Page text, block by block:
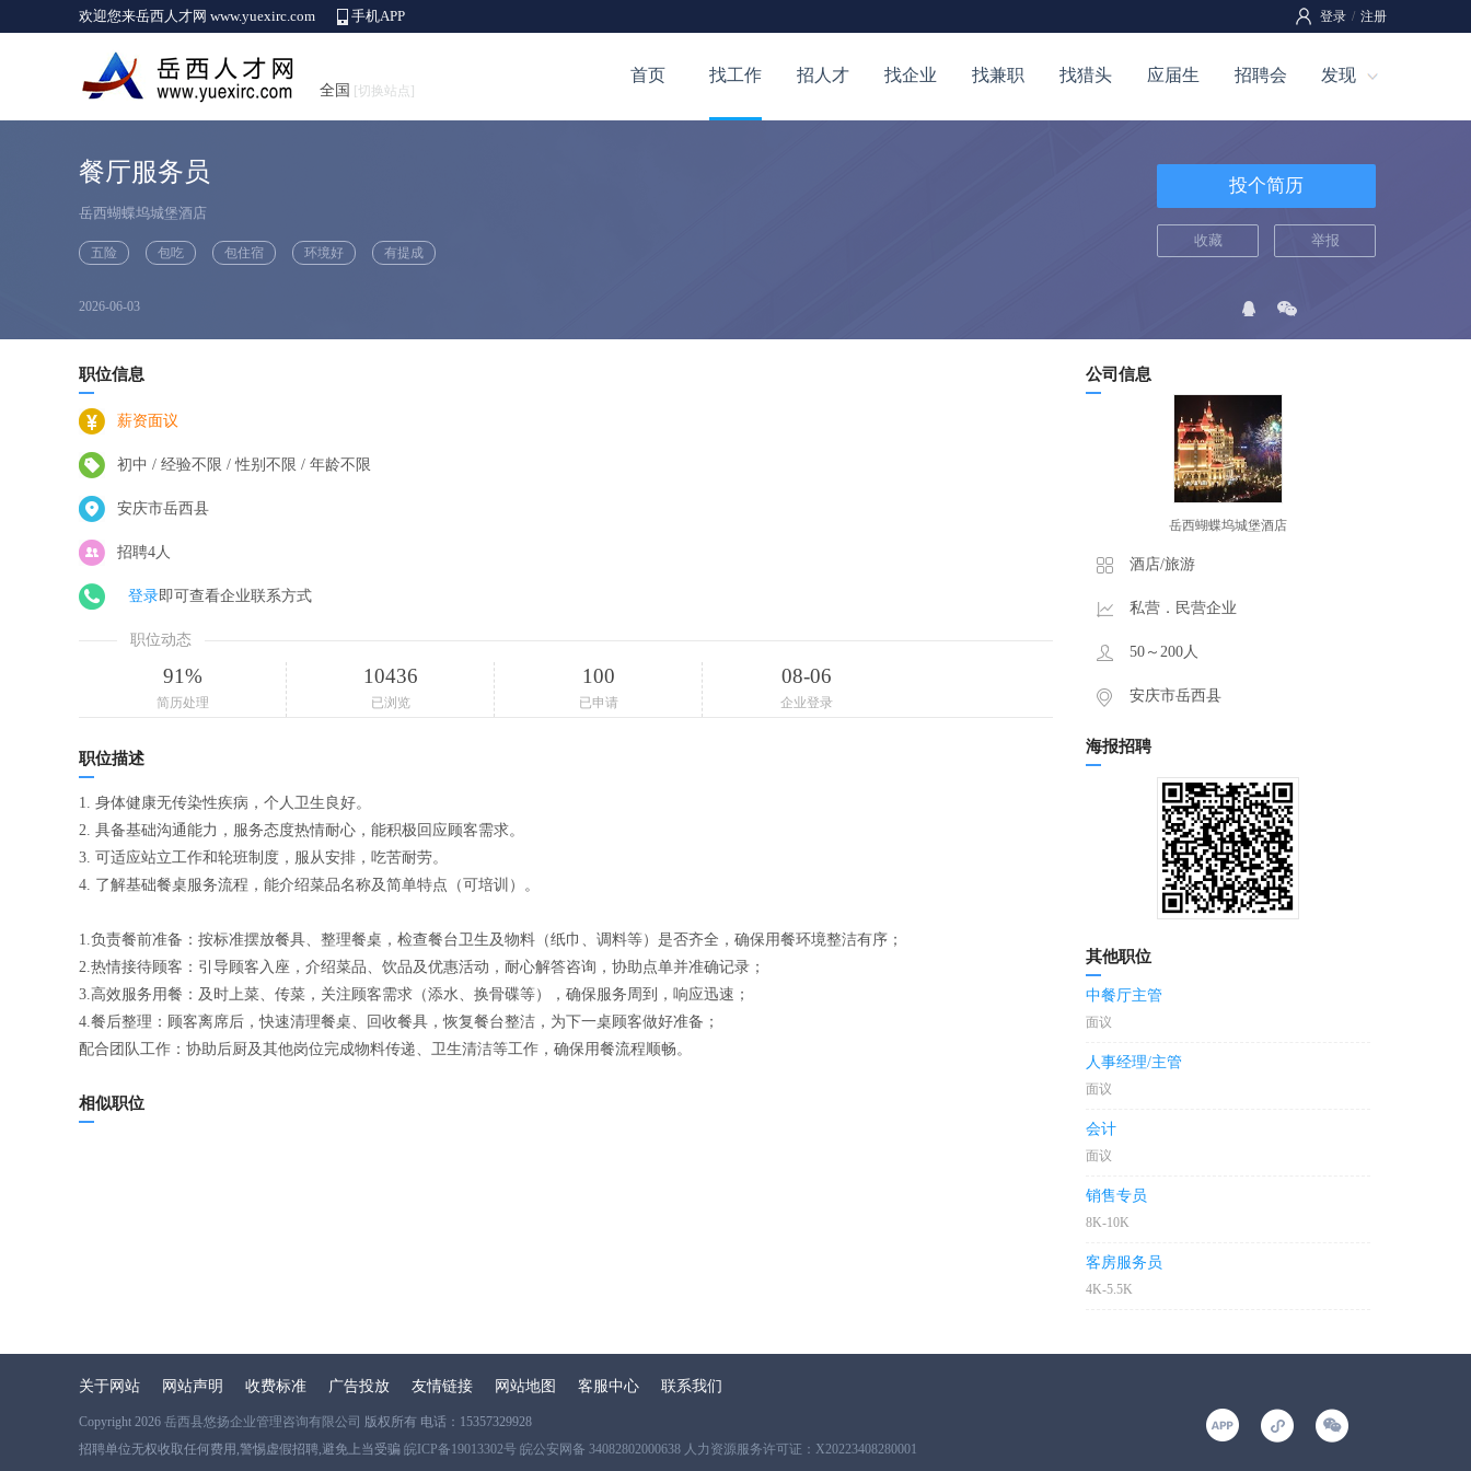
欢迎您来岳西人才网 www.yuexirc.com 手机APP 登录 / 注册
全国 [切换站点]
首页 找工作 招人才 找企业 找兼职 找猎头 应届生 招聘会 发现
餐厅服务员
岳西蝴蝶坞城堡酒店
五险 包吃 包住宿 环境好 有提成
投个简历
收藏 举报
2026-06-03
职位信息
薪资面议
初中 / 经验不限 / 性别不限 / 年龄不限
安庆市岳西县
招聘4人
登录即可查看企业联系方式
职位动态
91%
简历处理
10436
已浏览
100
已申请
08-06
企业登录
职位描述
1. 身体健康无传染性疾病，个人卫生良好。
2. 具备基础沟通能力，服务态度热情耐心，能积极回应顾客需求。
3. 可适应站立工作和轮班制度，服从安排，吃苦耐劳。
4. 了解基础餐桌服务流程，能介绍菜品名称及简单特点（可培训）。
1.负责餐前准备：按标准摆放餐具、整理餐桌，检查餐台卫生及物料（纸巾、调料等）是否齐全，确保用餐环境整洁有序；
2.热情接待顾客：引导顾客入座，介绍菜品、饮品及优惠活动，耐心解答咨询，协助点单并准确记录；
3.高效服务用餐：及时上菜、传菜，关注顾客需求（添水、换骨碟等），确保服务周到，响应迅速；
4.餐后整理：顾客离席后，快速清理餐桌、回收餐具，恢复餐台整洁，为下一桌顾客做好准备；
配合团队工作：协助后厨及其他岗位完成物料传递、卫生清洁等工作，确保用餐流程顺畅。
相似职位
公司信息
岳西蝴蝶坞城堡酒店
酒店/旅游
私营．民营企业
50～200人
安庆市岳西县
海报招聘
其他职位
中餐厅主管
面议
人事经理/主管
面议
会计
面议
销售专员
8K-10K
客房服务员
4K-5.5K
关于网站 网站声明 收费标准 广告投放 友情链接 网站地图 客服中心 联系我们
Copyright 2026 岳西县悠扬企业管理咨询有限公司 版权所有 电话：15357329928
招聘单位无权收取任何费用,警惕虚假招聘,避免上当受骗 皖ICP备19013302号 皖公安网备 34082802000638 人力资源服务许可证：X20223408280001